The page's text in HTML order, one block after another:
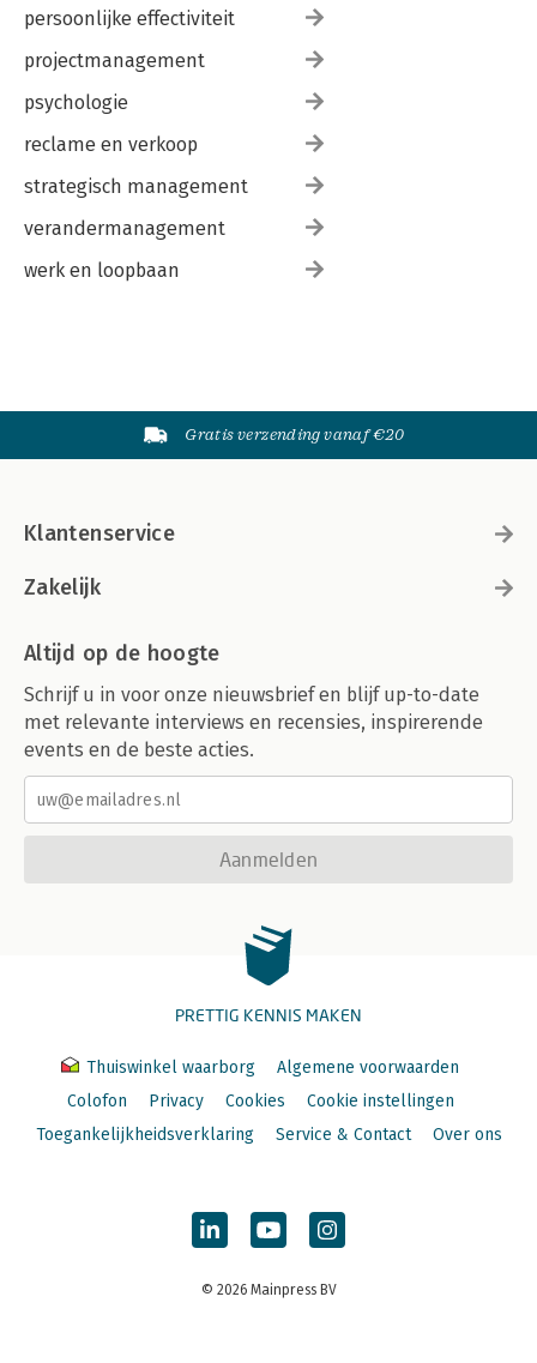
persoonlijke effectiviteit
projectmanagement
psychologie
reclame en verkoop
strategisch management
verandermanagement
werk en loopbaan
Gratis verzending vanaf €20
Klantenservice
Zakelijk
Altijd op de hoogte
Schrijf u in voor onze nieuwsbrief en blijf up-to-date
met relevante interviews en recensies, inspirerende
events en de beste acties.
Aanmelden
PRETTIG KENNIS MAKEN
Thuiswinkel waarborg
Algemene voorwaarden
Colofon
Privacy Cookies
Cookie instellingen
Toegankelijkheidsverklaring
Service & Contact Over ons
© 2026 Mainpress BV